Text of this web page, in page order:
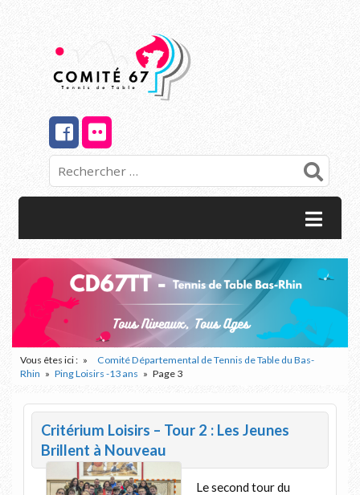
Vous êtes ici :
Comité Départemental de Tennis de Table du Bas-
Rhin
Ping Loisirs -13 ans Page 3
Critérium Loisirs – Tour 2 : Les Jeunes
Brillent à Nouveau
Le second tour du